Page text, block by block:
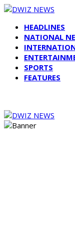
HEADLINES
NATIONAL
SPORTS
FEATURES